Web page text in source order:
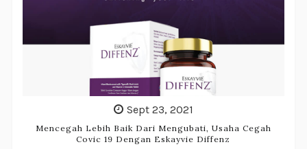
Sept 23, 2021
Mencegah Lebih Baik Dari Mengubati, Usaha Cegah
Covic 19 Dengan Eskayvie Diffenz